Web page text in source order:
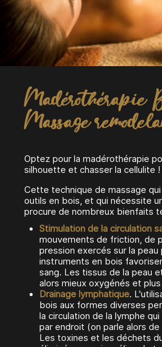
Madérothérapie
Massage
Optez pour la madérothérapie
silhouette et chasser la cellulite !
Cette technique de massage
outils en bois, et qui nécessite
procure de nombreux bienfaits
Stimulation de la circulation
mouvements de friction, de
pression exercés sur la peau
instruments en bois
sang. Les tissus de la peau
alors mieux oxygénés et
Drainage lymphatique.
bois aux formes diverses
la circulation de la lymphe
par endroit (on parle alors
Les toxines et les déchets